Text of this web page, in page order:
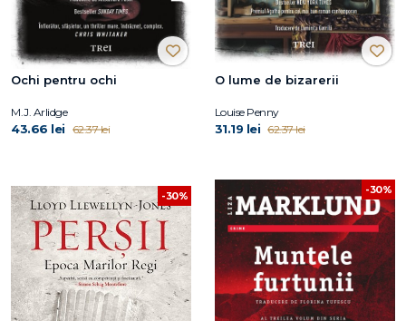
Ochi pentru ochi
M.J. Arlidge
43.66 lei 62.37 lei
O lume de bizarerii
Louise Penny
31.19 lei 62.37 lei
-30% -30%